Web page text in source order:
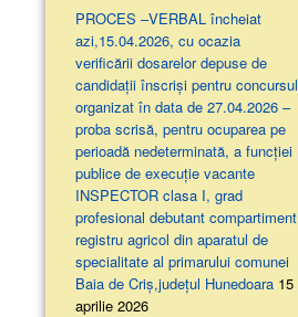
PROCES –VERBAL încheiat
azi,15.04.2026, cu ocazia
verificării dosarelor depuse de
candidații înscriși pentru concursul
organizat în data de 27.04.2026 –
proba scrisă, pentru ocuparea pe
perioadă nedeterminată, a funcției
publice de execuție vacante
INSPECTOR clasa I, grad
profesional debutant compartiment
registru agricol din aparatul de
specialitate al primarului comunei
Baia de Criș,județul Hunedoara 15
aprilie 2026